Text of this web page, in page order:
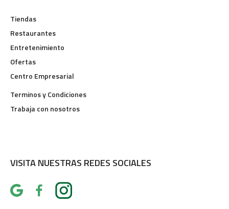
Tiendas
Restaurantes
Entretenimiento
Ofertas
Centro Empresarial
Terminos y Condiciones
Trabaja con nosotros
VISITA NUESTRAS REDES SOCIALES